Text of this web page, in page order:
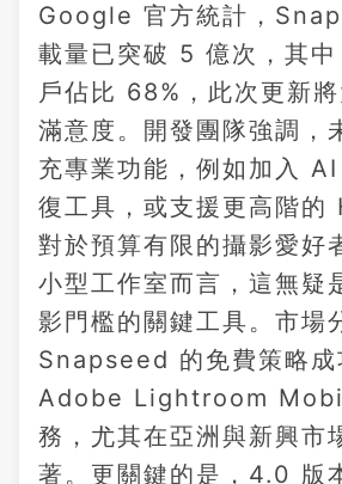
Google 官方統計，
載量已突破 5 億次，其
戶佔比 68%，此次更新
滿意度。開發團隊強調，
充專業功能，例如加入
復工具，或支援更高階的
對於預算有限的攝影愛好
小型工作室而言，這無疑
影門檻的關鍵工具。市場
Snapseed 的免費策略成
Adobe Lightroom
務，尤其在亞洲與新興市
著。更關鍵的是，4.0 版